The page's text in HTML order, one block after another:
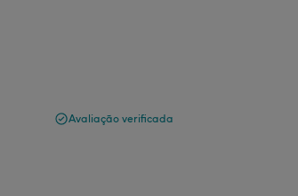
Avaliação verificada